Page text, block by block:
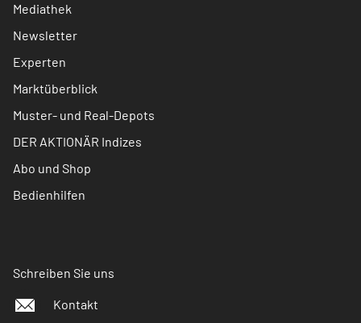
Mediathek
Newsletter
Experten
Marktüberblick
Muster- und Real-Depots
DER AKTIONÄR Indizes
Abo und Shop
Bedienhilfen
Schreiben Sie uns
Kontakt